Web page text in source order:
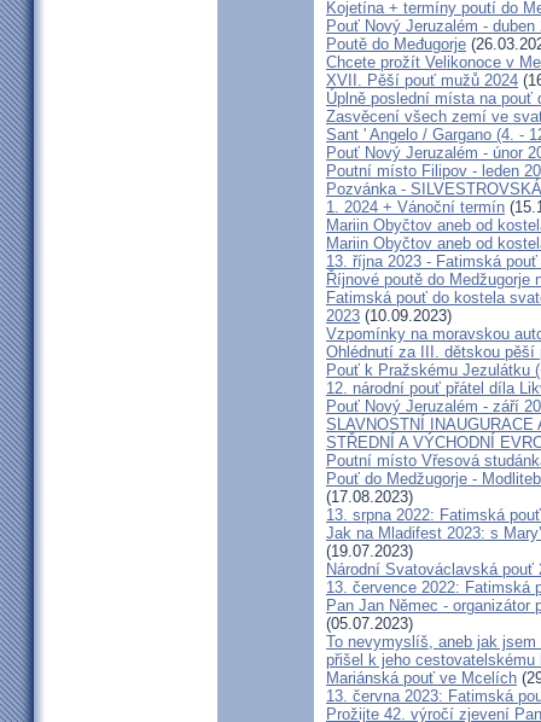
Kojetína + termíny poutí do
Pouť Nový Jeruzalém - duben
Poutě do Međugorje
Chcete prožít Velikonoce v
XVII. Pěší pouť mužů 2024
Úplně poslední místa na pouť
Zasvěcení všech zemí ve
Sant ' Angelo / Gargano (4. -
Pouť Nový Jeruzalém - únor
Poutní místo Filipov - leden
Pozvánka -
1. 2024 + Vánoční termín
Mariin Obyčtov aneb od
Mariin Obyčtov aneb od
13. října 2023 - Fatimská
Říjnové poutě do Medžugorje
Fatimská pouť do kostela
2023 (10.09.2023)
Vzpomínky na moravskou
Ohlédnutí za III. dětskou pěší
Pouť k Pražskému Jezulátku
12. národní pouť přátel díla
Pouť Nový Jeruzalém - září
SLAVNOSTNÍ
STŘEDNÍ A VÝCHODNÍ
Poutní místo Vřesová
Pouť do Medžugorje -
(17.08.2023)
13. srpna 2022: Fatimská
Jak na Mladifest 2023: s
(19.07.2023)
Národní Svatováclavská pouť
13. července 2022: Fatimská
Pan Jan Němec -
(05.07.2023)
To nevymyslíš, aneb jak
přišel k jeho cestovatelskému
Mariánská pouť ve Mcelích
13. června 2023: Fatimská
Prožijte 42. výročí zjevení